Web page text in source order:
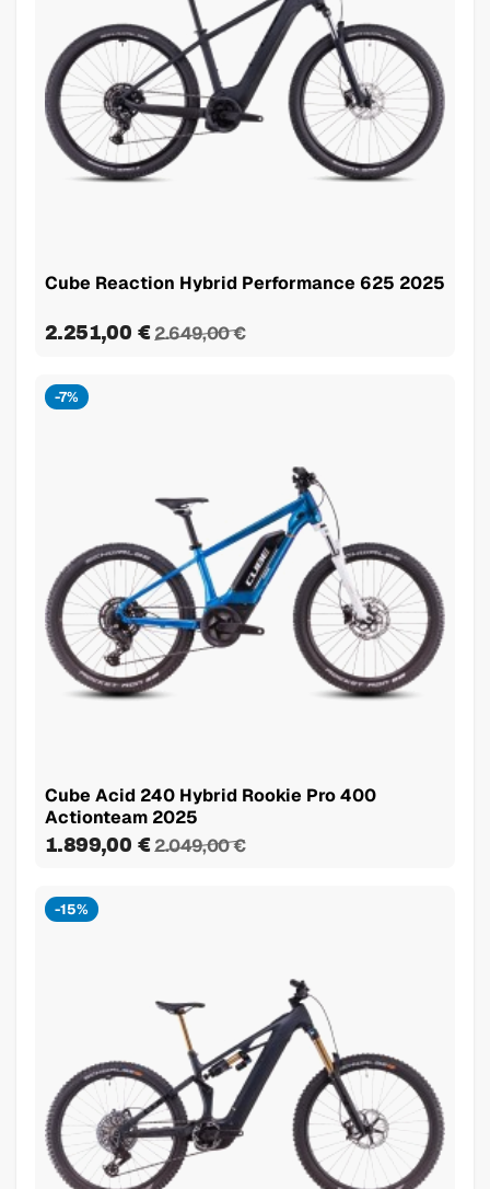
Cube Reaction Hybrid Performance 625 2025
2.251,00 € 2.649,00 €
-7%
Cube Acid 240 Hybrid Rookie Pro 400
Actionteam 2025
1.899,00 € 2.049,00 €
-15%